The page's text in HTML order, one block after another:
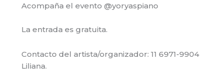
Acompaña el evento @yoryaspiano
La entrada es gratuita.
Contacto del artista/organizador: 11 6971-9904
Liliana.